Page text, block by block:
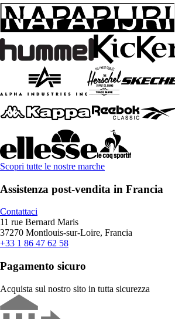
Scopri tutte le nostre marche
Assistenza post-vendita in Francia
Contattaci
11 rue Bernard Maris
37270 Montlouis-sur-Loire, Francia
+33 1 86 47 62 58
Pagamento sicuro
Acquista sul nostro sito in tutta sicurezza